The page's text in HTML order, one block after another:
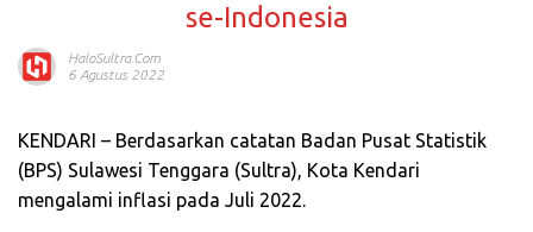
se-Indonesia
HaloSultra.com
6 Agustus 2022
KENDARI – Berdasarkan catatan Badan Pusat Statistik
(BPS) Sulawesi Tenggara (Sultra), Kota Kendari
mengalami inflasi pada Juli 2022.